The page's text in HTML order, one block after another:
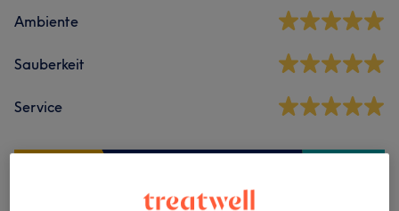
Ambiente
Sauberkeit
Service
Bewertungen filtern